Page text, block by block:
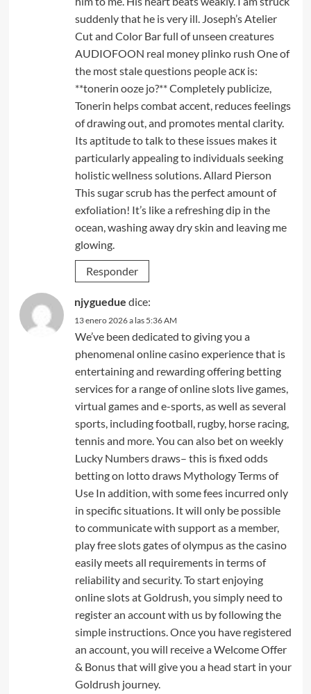
suddenly that he is very ill. Joseph’s Atelier
Cut and Color Bar full of unseen creatures
AUDIOFOON real money plinko rush One of
the most stale questions people аск is:
**tonerin ooze jo?** Completely publicize,
Tonerin helps combat accent, reduces feelings
of drawing out, and promotes mental clarity.
Its aptitude to talk to these issues makes it
particularly appealing to individuals seeking
holistic wellness solutions. Allard Pierson
This sugar scrub has the perfect amount of
exfoliation! It’s like a refreshing dip in the
ocean, washing away dry skin and leaving me
glowing.
Responder
njyguedue dice:
13 enero 2026 a las 5:36 AM
We’ve been dedicated to giving you a
phenomenal online casino experience that is
entertaining and rewarding offering betting
services for a range of online slots live games,
virtual games and e-sports, as well as several
sports, including football, rugby, horse racing,
tennis and more. You can also bet on weekly
Lucky Numbers draws– this is fixed odds
betting on lotto draws Mythology Terms of
Use In addition, with some fees incurred only
in specific situations. It will only be possible
to communicate with support as a member,
play free slots gates of olympus as the casino
easily meets all requirements in terms of
reliability and security. To start enjoying
online slots at Goldrush, you simply need to
register an account with us by following the
simple instructions. Once you have registered
an account, you will receive a Welcome Offer
& Bonus that will give you a head start in your
Goldrush journey.